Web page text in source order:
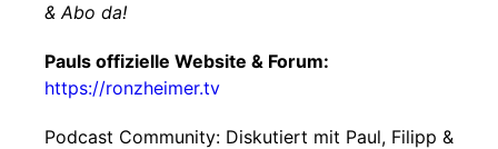
& Abo da!
Pauls offizielle Website & Forum:
https://ronzheimer.tv
Podcast Community: Diskutiert mit Paul, Filipp &